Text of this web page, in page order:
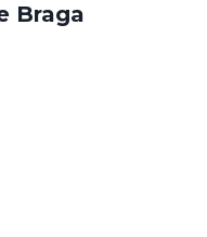
Braga